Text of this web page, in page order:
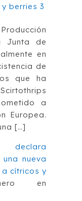
Junta de
en
de
que ha
a
Europea.
[…]
declara
nueva
cítricos y
en